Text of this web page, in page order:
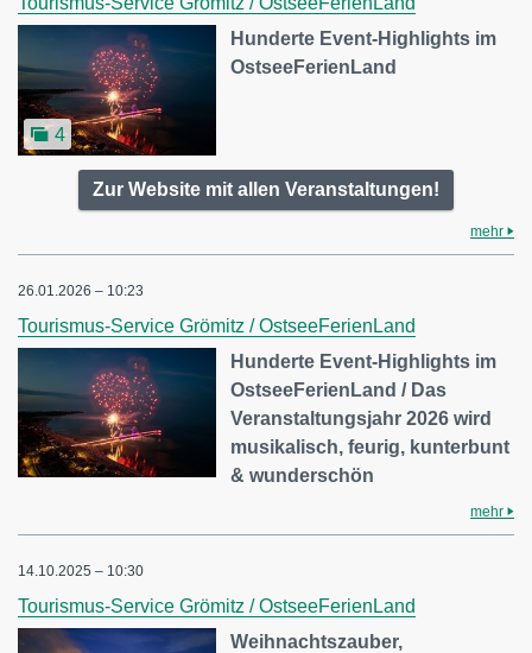
4
Hunderte Event-Highlights im
OstseeFerienLand
Zur Website mit allen Veranstaltungen!
mehr
26.01.2026 – 10:23
Tourismus-Service Grömitz / OstseeFerienLand
Hunderte Event-Highlights im
OstseeFerienLand / Das
Veranstaltungsjahr 2026 wird
musikalisch, feurig, kunterbunt
& wunderschön
mehr
14.10.2025 – 10:30
Tourismus-Service Grömitz / OstseeFerienLand
Weihnachtszauber,